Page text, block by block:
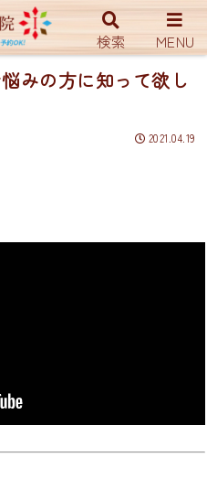
みの方に知って欲し
2021.04.19
検索 MENU